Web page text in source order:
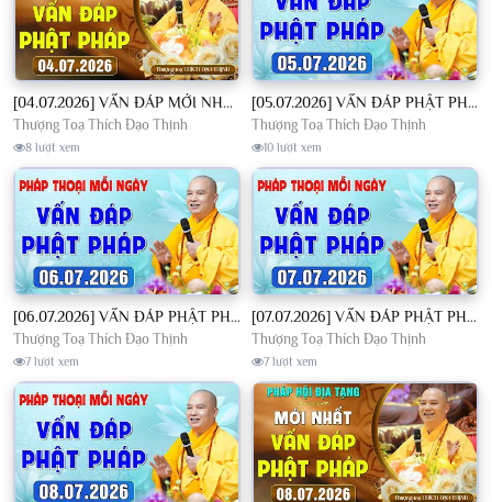
[04.07.2026] VẤN ĐÁP MỚI NHẤT - Pháp Hội Địa Tạng Chùa Khai Nguyên | TT. Thích Đạo Thịnh
Thượng Toạ Thích Đạo Thịnh
8 lượt xem
[05.07.2026] VẤN ĐÁP PHẬT PHÁP - Nghe Thầy giảng Pháp mỗi ngày CÔNG ĐỨC VÔ LƯỢNG│TT. Thích Đạo Thịnh
Thượng Toạ Thích Đạo Thịnh
10 lượt xem
[06.07.2026] VẤN ĐÁP PHẬT PHÁP - Nghe Thầy giảng Pháp mỗi ngày CÔNG ĐỨC VÔ LƯỢNG│TT. Thích Đạo Thịnh
Thượng Toạ Thích Đạo Thịnh
7 lượt xem
[07.07.2026] VẤN ĐÁP PHẬT PHÁP - Nghe Thầy giảng Pháp mỗi ngày CÔNG ĐỨC VÔ LƯỢNG│TT. Thích Đạo Thịnh
Thượng Toạ Thích Đạo Thịnh
7 lượt xem